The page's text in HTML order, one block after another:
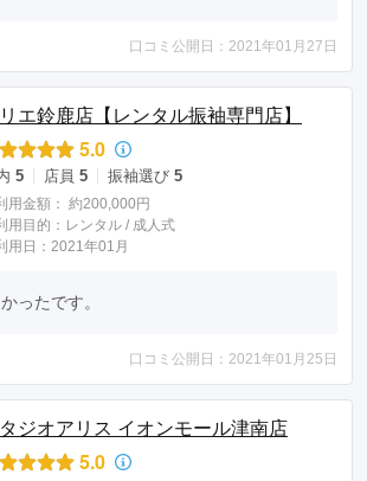
口コミ公開日：2021年01月27日
エ鈴鹿店【レンタル振袖専門店】
5.0
5 店員 5 振袖選び 5
用金額： 約200,000円
用目的： レンタル / 成人式
用日：2021年01月
ったです。
口コミ公開日：2021年01月25日
ジオアリス イオンモール津南店
5.0